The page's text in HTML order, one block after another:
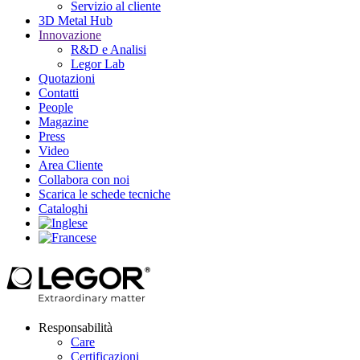
Servizio al cliente
3D Metal Hub
Innovazione
R&D e Analisi
Legor Lab
Quotazioni
Contatti
People
Magazine
Press
Video
Area Cliente
Collabora con noi
Scarica le schede tecniche
Cataloghi
Responsabilità
Care
Certificazioni